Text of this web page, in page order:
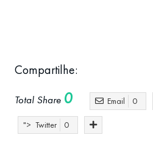
Compartilhe:
Total Share 0 Email 0
"> Twitter 0